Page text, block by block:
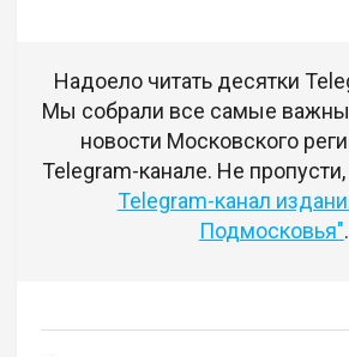
Надоело читать десятки
Мы собрали все самые
новости Московского
Telegram-канале. Не
Telegram-канал
Подмосковья".